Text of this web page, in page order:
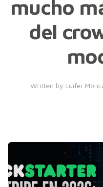
mucho
del
Written by Luifer